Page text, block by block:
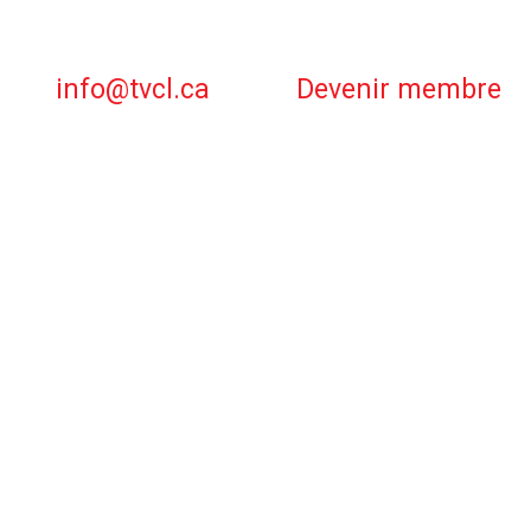
info@tvcl.ca Devenir membre